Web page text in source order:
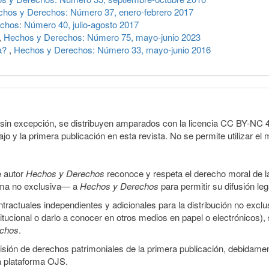
y Derechos: Número 37, enero-febrero 2017
Número 40, julio-agosto 2017
Hechos y Derechos: Número 75, mayo-junio 2023
, Hechos y Derechos: Número 33, mayo-junio 2016
excepción, se distribuyen amparados con la licencia CC BY-NC
y la primera publicación en esta revista. No se permite utilizar el
autorHechos y Derechos reconoce y respeta el derecho moral de
no exclusiva— aHechos y Derechos para permitir su difusión
independientes y adicionales para la distribución no
o darlo a conocer en otros medios en papel o
.
de derechos patrimoniales de la primera publicación,
plataforma OJS.